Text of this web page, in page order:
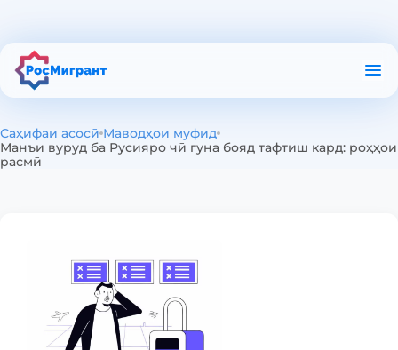
Дар бораи барнома
Маводҳои муфид
Санҷиши патент
Саҳифаи асосӣ Маводҳои муфид
Манъи вуруд ба Русияро чӣ гуна бояд тафтиш кард: роҳҳои
расмӣ